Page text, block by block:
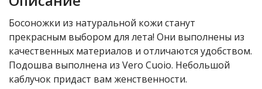
Босоножки из натуральной кожи станут
прекрасным выбором для лета! Они выполнены из
качественных материалов и отличаются удобством.
Подошва выполнена из Vero Cuoio. Небольшой
каблучок придаст вам женственности.